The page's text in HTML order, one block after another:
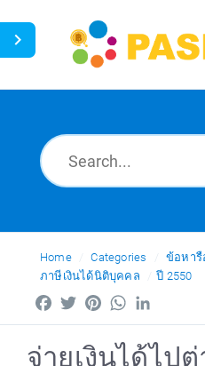
News
Ask a
Home Categories
ข้อหารื
ภาษีเงินได้นิติบุคคล
ปี 2550
FacebookTwitterPinterestWhatsApp
จ่ายเงินได้ไป